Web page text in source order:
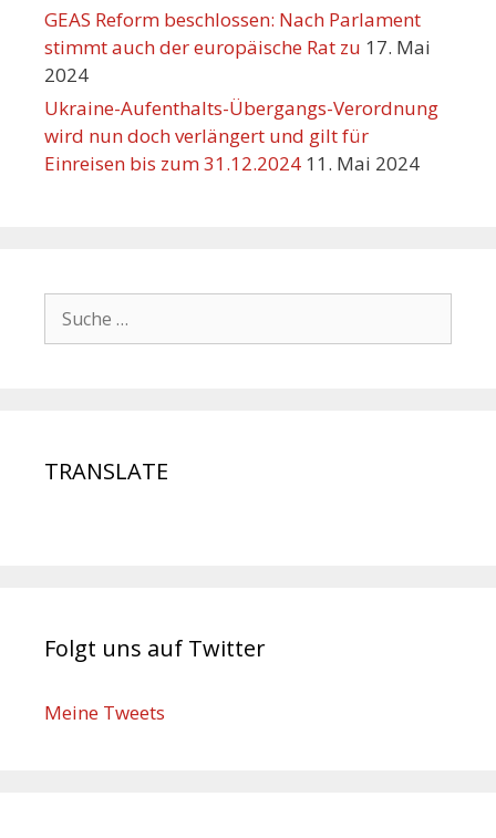
GEAS Reform beschlossen: Nach Parlament
stimmt auch der europäische Rat zu 17. Mai
2024
Ukraine-Aufenthalts-Übergangs-Verordnung
wird nun doch verlängert und gilt für
Einreisen bis zum 31.12.2024 11. Mai 2024
TRANSLATE
Folgt uns auf Twitter
Meine Tweets